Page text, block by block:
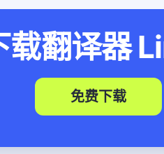
载翻译器
免费下载